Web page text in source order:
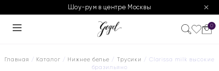
Шоу-рум в центре Москвы
0
Главная / Каталог / Нижнее белье / Трусики / Clarissa milk высокие
бразильяно